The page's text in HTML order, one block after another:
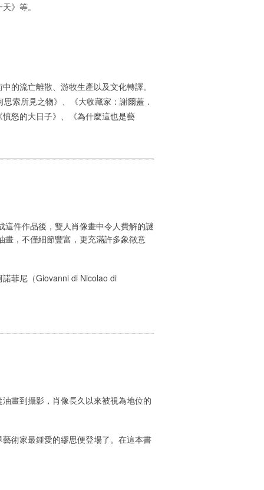
》等。
的流亡離散、游牧生產以及文化轉譯。
索所見之物》、《大收藏家：謝爾蓋．
怒的大日子》、《為什麼這也是藝
件作品後，雙人肖像畫中令人費解的謎
，不僅細節豐富，更充滿許多象徵意
菲尼（Giovanni di Nicolao di
畫到攝影，肖像長久以來被視為地位的
術家最鍾愛的繆思便登場了。在這本書